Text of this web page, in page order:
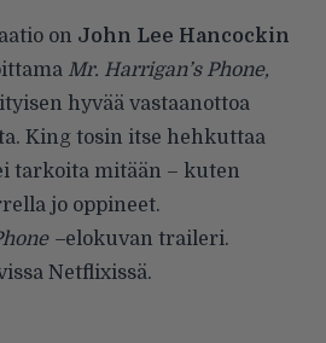
on John Lee Hancockin
Mr. Harrigan’s Phone,
hyvää vastaanottoa
King tosin itse hehkuttaa
tarkoita mitään – kuten
jo oppineet.
–elokuvan traileri.
Netflixissä.